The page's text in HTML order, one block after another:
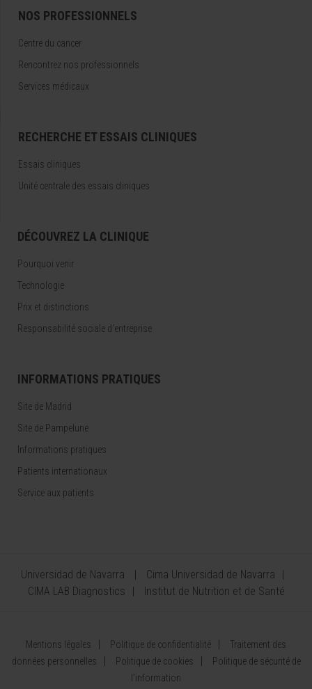
NOS PROFESSIONNELS
Centre du cancer
Rencontrez nos professionnels
Services médicaux
RECHERCHE ET ESSAIS CLINIQUES
Essais cliniques
Unité centrale des essais cliniques
DÉCOUVREZ LA CLINIQUE
Pourquoi venir
Technologie
Prix et distinctions
Responsabilité sociale d'entreprise
INFORMATIONS PRATIQUES
Site de Madrid
Site de Pampelune
Informations pratiques
Patients internationaux
Service aux patients
Universidad de Navarra
Cima Universidad de Navarra
CIMA LAB Diagnostics
Institut de Nutrition et de Santé
Mentions légales Politique de confidentialité
Traitement des
données personnelles
Politique de cookies
Politique de sécurité de
l’information